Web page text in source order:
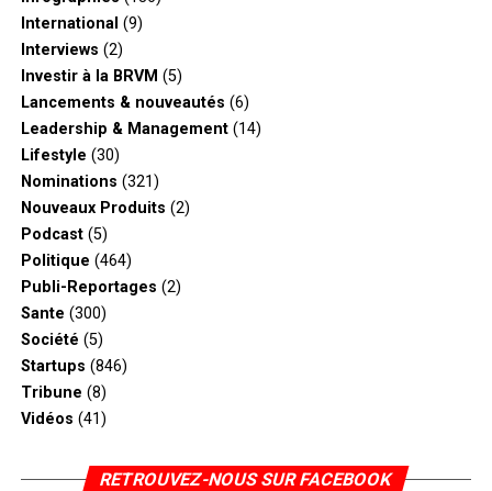
International (9)
Interviews (2)
Investir à la BRVM (5)
Lancements & nouveautés (6)
Leadership & Management(14)
Lifestyle (30)
Nominations (321)
Nouveaux Produits (2)
Podcast(5)
Politique (464)
Publi-Reportages (2)
Sante (300)
Société (5)
Startups (846)
Tribune (8)
Vidéos (41)
RETROUVEZ-NOUS SUR FACEBOOK